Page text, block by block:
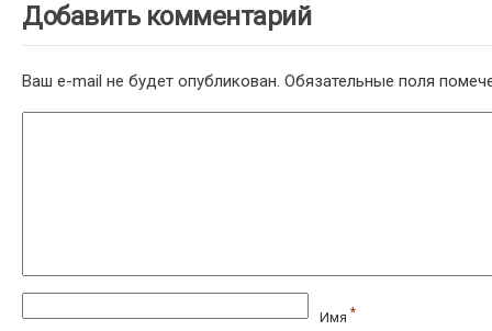
Добавить комментарий
Ваш e-mail не будет опубликован. Обязательные поля
Имя *